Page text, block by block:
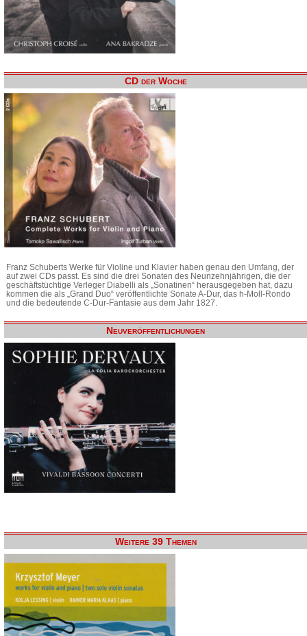
CD der Woche
Franz Schuberts Werke für Violine und Klavier haben genau den Umfang, der
auf zwei CDs passt. Es sind die drei Sonaten des Neunzehnjährigen, die der
geschäftstüchtige Verleger Diabelli als „Sonatinen“ herausgegeben hat, dazu
kommen die als „Grand Duo“ veröffentlichte Sonate A-Dur, das h-Moll-Rondo
und die bedeutende C-Dur-Fantasie aus dem Jahr 1827.
Neuveröffentlichungen
Weitere 39 Themen